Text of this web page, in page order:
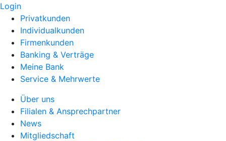
Login
Privatkunden
Individualkunden
Firmenkunden
Banking & Verträge
Meine Bank
Service & Mehrwerte
Über uns
Filialen & Ansprechpartner
News
Mitgliedschaft